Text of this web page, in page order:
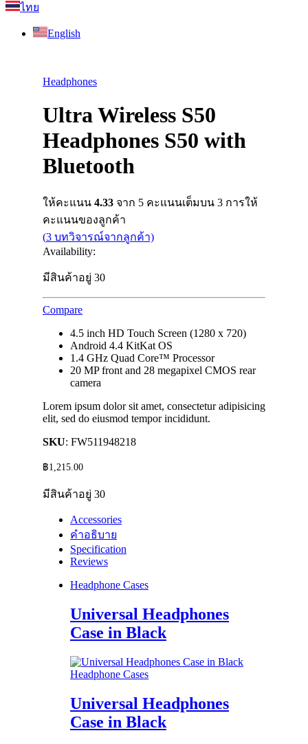
ไทย
English
Headphones
Ultra Wireless S50
Headphones S50 with
Bluetooth
ให้คะแนน 4.33 จาก 5 คะแนนเต็มบน 3 การให้
คะแนนของลูกค้า
(3 บทวิจารณ์จากลูกค้า)
Availability:
มีสินค้าอยู่ 30
Compare
4.5 inch HD Touch Screen (1280 x 720)
Android 4.4 KitKat OS
1.4 GHz Quad Core™ Processor
20 MP front and 28 megapixel CMOS rear
camera
Lorem ipsum dolor sit amet, consectetur adipisicing
elit, sed do eiusmod tempor incididunt.
SKU: FW511948218
฿1,215.00
มีสินค้าอยู่ 30
Accessories
คำอธิบาย
Specification
Reviews
Headphone Cases
Universal Headphones
Case in Black
Headphone Cases
Universal Headphones
Case in Black